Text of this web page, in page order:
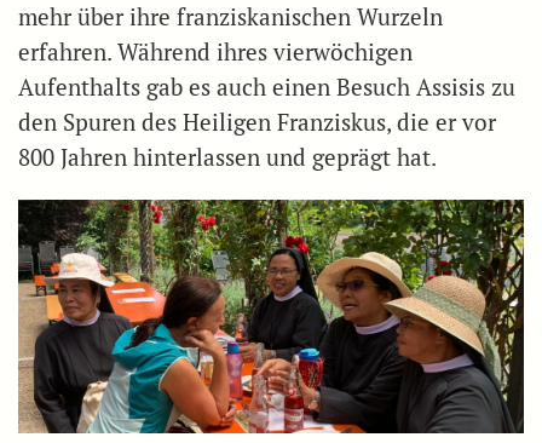
mehr über ihre franziskanischen Wurzeln
erfahren. Während ihres vierwöchigen
Aufenthalts gab es auch einen Besuch Assisis zu
den Spuren des Heiligen Franziskus, die er vor
800 Jahren hinterlassen und geprägt hat.